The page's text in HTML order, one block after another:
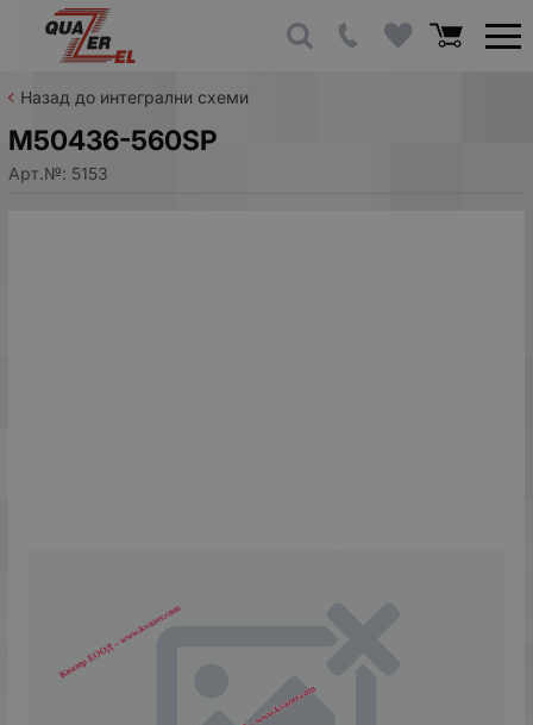
Назад до интегрални схеми
M50436-560SP
Арт.№: 5153